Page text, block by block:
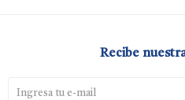
Recibe